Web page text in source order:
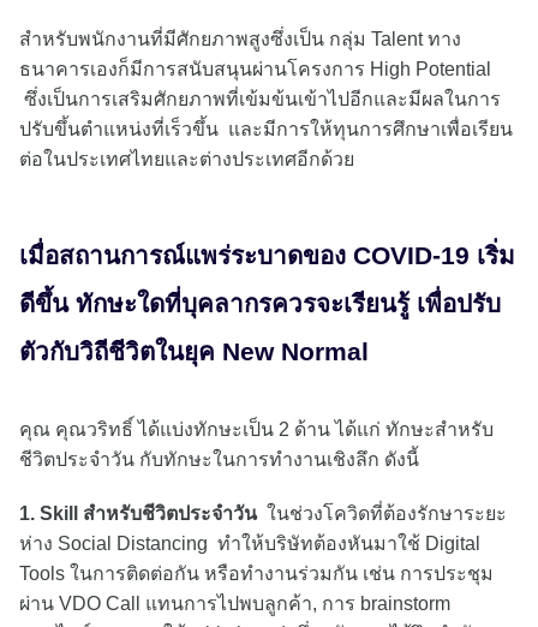
สำหรับพนักงานที่มีศักยภาพสูงซึ่งเป็น กลุ่ม Talent ทาง
ธนาคารเองก็มีการสนับสนุนผ่านโครงการ High Potential
ซึ่งเป็นการเสริมศักยภาพที่เข้มข้นเข้าไปอีกและมีผลในการ
ปรับขึ้นตำแหน่งที่เร็วขึ้น และมีการให้ทุนการศึกษาเพื่อเรียน
ต่อในประเทศไทยและต่างประเทศอีกด้วย
เมื่อสถานการณ์แพร่ระบาดของ COVID-19 เริ่ม
ดีขึ้น ทักษะใดที่บุคลากรควรจะเรียนรู้ เพื่อปรับ
ตัวกับวิถีชีวิตในยุค New Normal
คุณ คุณวริทธิ์ ได้แบ่งทักษะเป็น 2 ด้าน ได้แก่ ทักษะสำหรับ
ชีวิตประจำวัน กับทักษะในการทำงานเชิงลึก ดังนี้
1. Skill สำหรับชีวิตประจำวัน ในช่วงโควิดที่ต้องรักษาระยะ
ห่าง Social Distancing ทำให้บริษัทต้องหันมาใช้ Digital
Tools ในการติดต่อกัน หรือทำงานร่วมกัน เช่น การประชุม
ผ่าน VDO Call แทนการไปพบลูกค้า, การ brainstorm